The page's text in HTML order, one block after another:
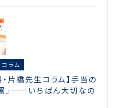
コラム
片橋先生コラム】手当の
」──いちばん大切なの